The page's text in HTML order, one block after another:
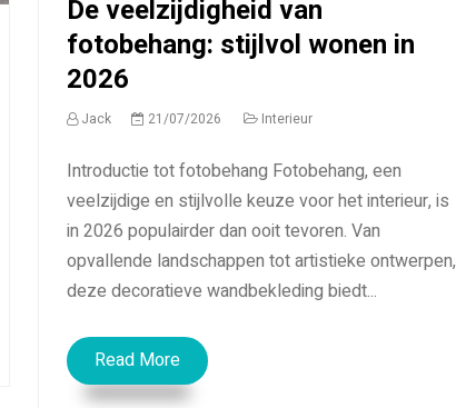
De veelzijdigheid van
fotobehang: stijlvol wonen in
2026
Jack 21/07/2026 Interieur
Introductie tot fotobehang Fotobehang, een
veelzijdige en stijlvolle keuze voor het interieur, is
in 2026 populairder dan ooit tevoren. Van
opvallende landschappen tot artistieke ontwerpen,
deze decoratieve wandbekleding biedt...
Read More